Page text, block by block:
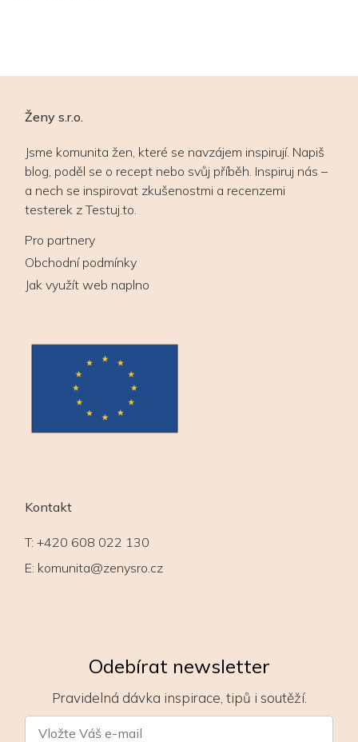
Ženy s.r.o.
Jsme komunita žen, které se navzájem inspirují. Napiš
blog, poděl se o recept nebo svůj příběh. Inspiruj nás –
a nech se inspirovat zkušenostmi a recenzemi
testerek z Testuj.to.
Pro partnery
Obchodní podmínky
Jak využít web naplno
Kontakt
T: +420 608 022 130
E: komunita@zenysro.cz
Odebírat newsletter
Pravidelná dávka inspirace, tipů i soutěží.